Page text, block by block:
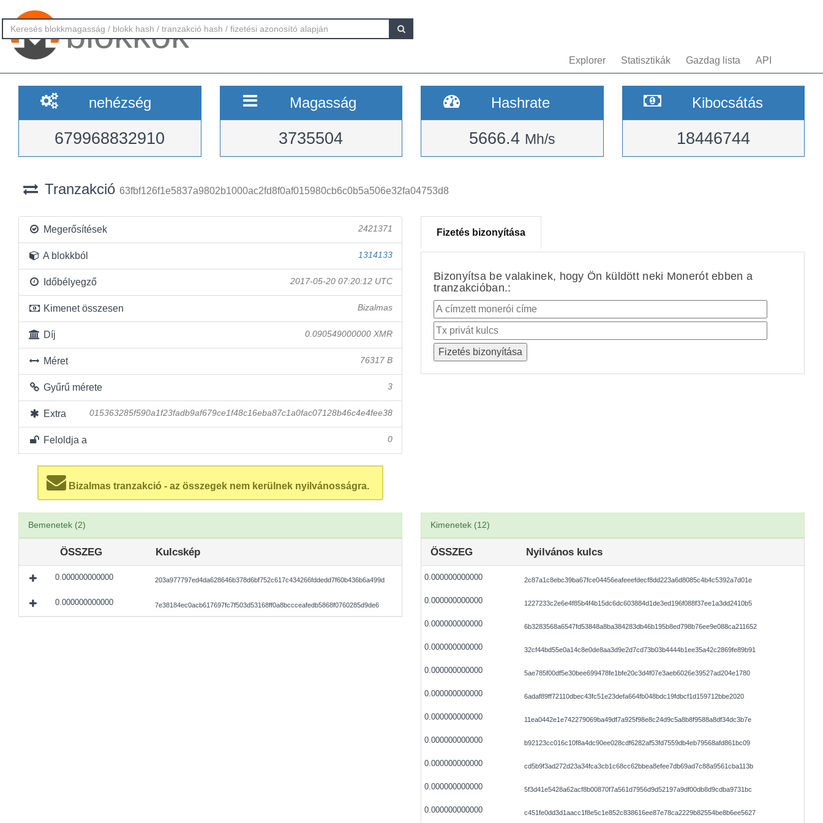
blokkok
Explorer Statisztikák Gazdag lista API
nehézség
679968832910
Magasság
3735504
Hashrate
5666.4 Mh/s
Kibocsátás
18446744
Tranzakció 63fbf126f1e5837a9802b1000ac2fd8f0af015980cb6c0b5a506e32fa04753d8
Megerősítések 2421371
A blokkból 1314133
Időbélyegző 2017-05-20 07:20:12 UTC
Kimenet összesen Bizalmas
Díj 0.090549000000 XMR
Méret 76317 B
Gyűrű mérete 3
Extra 015363285f590a1f23fadb9af679ce1f48c16eba87c1a0fac07128b46c4e4fee38
Feloldja a 0
Bizalmas tranzakció - az összegek nem kerülnek nyilvánosságra.
Fizetés bizonyítása
Bizonyítsa be valakinek, hogy Ön küldött neki Monerót ebben a
tranzakcióban.:
Bemenetek (2)
ÖSSZEG Kulcskép
0.000000000000 203a977797ed4da628646b378d6bf752c617c434266fddedd7f60b436b6a499d
0.000000000000 7e38184ec0acb617697fc7f503d53168ff0a8bccceafedb5868f0760285d9de6
Kimenetek (12)
ÖSSZEG Nyilvános kulcs
0.000000000000 2c87a1c8ebc39ba67fce04456eafeeefdecf8dd223a6d8085c4b4c5392a7d01e
0.000000000000 1227233c2e6e4f85b4f4b15dc6dc603884d1de3ed196f088f37ee1a3dd2410b5
0.000000000000 6b3283568a6547fd53848a8ba384283db46b195b8ed798b76ee9e088ca211652
0.000000000000 32cf44bd55e0a14c8e0de8aa3d9e2d7cd73b03b4444b1ee35a42c2869fe89b91
0.000000000000 5ae785f00df5e30bee699478fe1bfe20c3d4f07e3aeb6026e39527ad204e1780
0.000000000000 6adaf89ff72110dbec43fc51e23defa664fb048bdc19fdbcf1d159712bbe2020
0.000000000000 11ea0442e1e742279069ba49df7a925f98e8c24d9c5a8b8f9588a8df34dc3b7e
0.000000000000 b92123cc016c10f8a4dc90ee028cdf6282af53fd7559db4eb79568afd861bc09
0.000000000000 cd5b9f3ad272d23a34fca3cb1c68cc62bbea8efee7db69ad7c88a9561cba113b
0.000000000000 5f3d41e5428a62acf8b00870f7a561d7956d9d52197a9df00db8d9cdba9731bc
0.000000000000 c451fe0dd3d1aacc1f8e5c1e852c838616ee87e78ca2229b82554be8b6ee5627